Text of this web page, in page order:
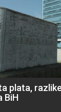
plata,
BiH